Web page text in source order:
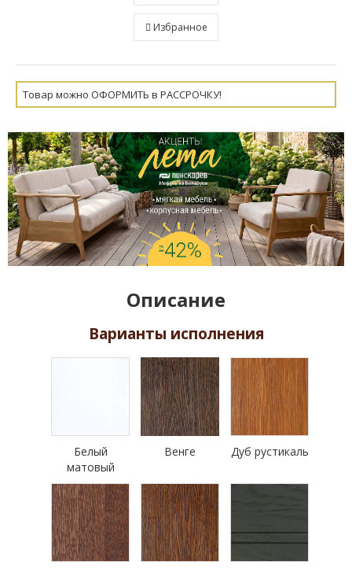
Избранное
Товар можно ОФОРМИТЬ в РАССРОЧКУ!
Описание
Варианты исполнения
Белый
матовый
Венге Дуб рустикаль